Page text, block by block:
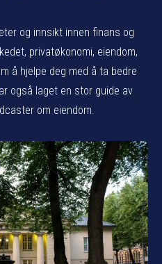
og innsikt innen finans og
privatøkonomi, eiendom,
å hjelpe deg med å ta bedre
også laget en stor guide av
om eiendom.